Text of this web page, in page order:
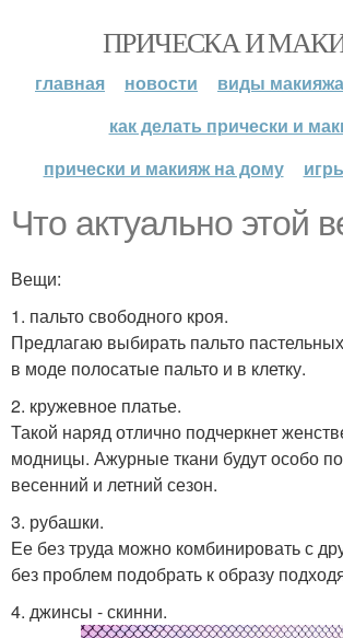
ПРИЧЕСКА И
главная новости
виды
как делать прически и
прически и макияж на дому
Что актуально этой
Вещи:
1. пальто свободного кроя.
Предлагаю выбирать пальто
в моде полосатые пальто и в клетку.
2. кружевное платье.
Такой наряд отлично подчеркнет
модницы. Ажурные ткани будут особо
весенний и летний сезон.
3. рубашки.
Ее без труда можно комбинировать с
без проблем подобрать к образу
4. джинсы - скинни.